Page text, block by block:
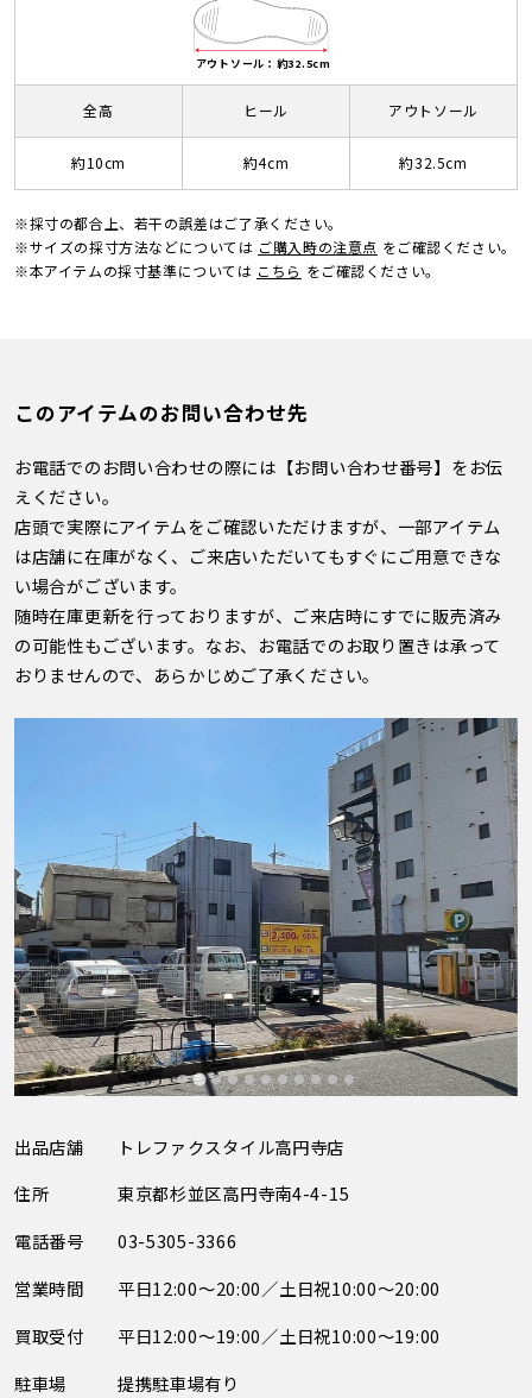
アウトソール：約32.5cm
全高
約10cm
ヒール
約4cm
アウトソール
約32.5cm
※採寸の都合上、若干の誤差はご了承ください。
※サイズの採寸方法などについては ご購入時の注意点 をご確認ください。
※本アイテムの採寸基準については こちら をご確認ください。
このアイテムのお問い合わせ先
お電話でのお問い合わせの際には【お問い合わせ番号】をお伝
えください。
店頭で実際にアイテムをご確認いただけますが、一部アイテム
は店舗に在庫がなく、ご来店いただいてもすぐにご用意できな
い場合がございます。
随時在庫更新を行っておりますが、ご来店時にすでに販売済み
の可能性もございます。なお、お電話でのお取り置きは承って
おりませんので、あらかじめご了承ください。
出品店舗
トレファクスタイル高円寺店
住所
東京都杉並区高円寺南4-4-15
電話番号
03-5305-3366
営業時間
平日12:00～20:00／土日祝10:00～20:00
買取受付
平日12:00～19:00／土日祝10:00～19:00
駐車場
提携駐車場有り